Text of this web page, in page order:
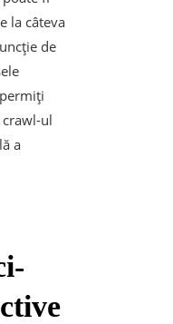
la câteva
de
ul
a